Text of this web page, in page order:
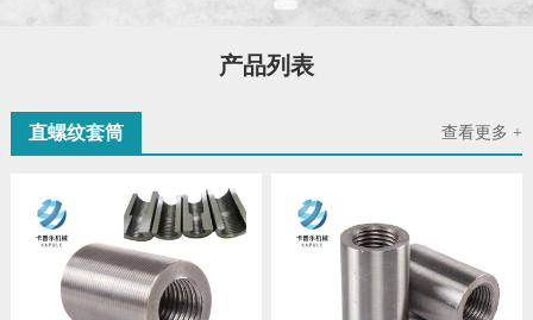
产品列表
查看更多 +
直螺纹套筒